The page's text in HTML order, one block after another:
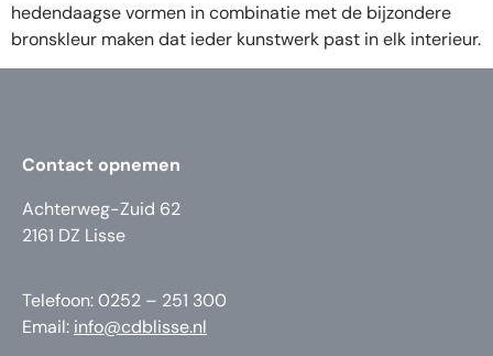
hedendaagse vormen in combinatie met de bijzondere
bronskleur maken dat ieder kunstwerk past in elk interieur.
Contact opnemen
Achterweg-Zuid 62
2161 DZ Lisse
Telefoon: 0252 – 251 300
Email: info@cdblisse.nl